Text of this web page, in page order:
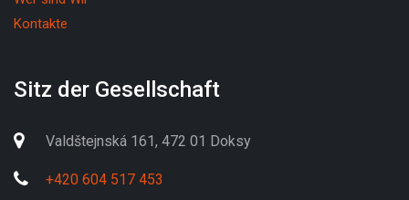
Kontakte
Sitz der Gesellschaft
Valdštejnská 161, 472 01 Doksy
+420 604 517 453